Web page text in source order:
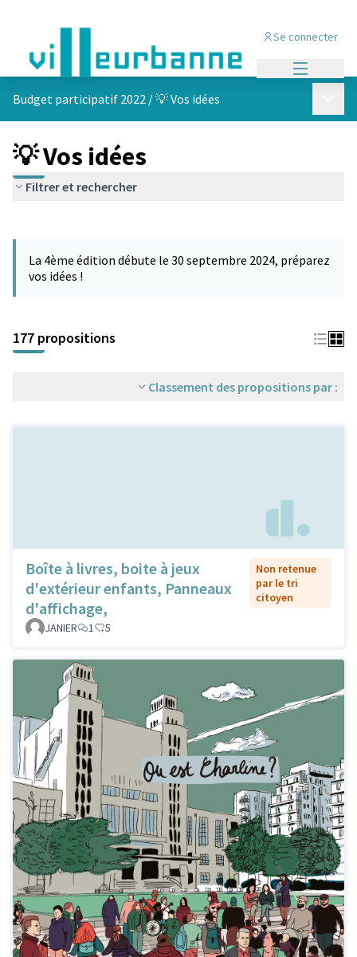
Se connecter
Budget participatif 2022 /💡 Vos idées
💡 Vos idées
Filtrer et rechercher
−
La 4ème édition débute le 30 septembre 2024, préparez
vos idées !
177 propositions
Classement des propositions par :
Boîte à livres, boite à jeux
d'extérieur enfants, Panneaux
d'affichage,
Non retenue
par le tri
citoyen
JANIER 1 5